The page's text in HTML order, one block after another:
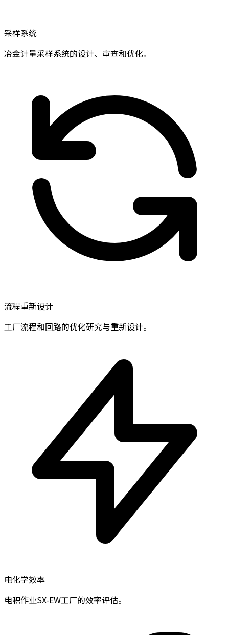
采样系统
冶金计量采样系统的设计、审查和优化。
流程重新设计
工厂流程和回路的优化研究与重新设计。
电化学效率
电积作业SX-EW工厂的效率评估。